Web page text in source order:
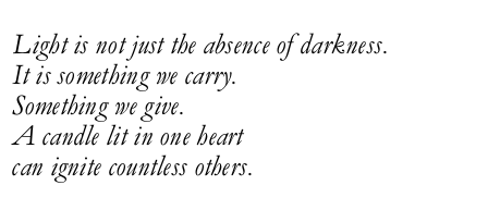
Light is not just the absence of darkness.
It is something we carry.
Something we give.
A candle lit in one heart
can ignite countless others.